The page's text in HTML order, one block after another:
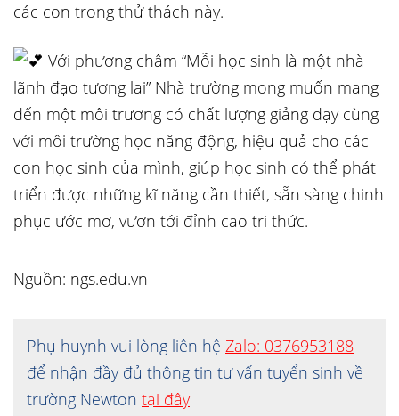
các con trong thử thách này.
Với phương châm “Mỗi học sinh là một nhà
lãnh đạo tương lai” Nhà trường mong muốn mang
đến một môi trương có chất lượng giảng dạy cùng
với môi trường học năng động, hiệu quả cho các
con học sinh của mình, giúp học sinh có thể phát
triển được những kĩ năng cần thiết, sẵn sàng chinh
phục ước mơ, vươn tới đỉnh cao tri thức.
Nguồn: ngs.edu.vn
Phụ huynh vui lòng liên hệ Zalo: 0376953188
để nhận đầy đủ thông tin tư vấn tuyển sinh về
trường Newton tại đây